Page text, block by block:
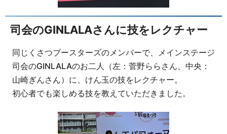
司会のGINLALAさんに技をレクチャー
同じくさつブースターズのメンバーで、メインステージ
司会のGINLALAのお二人（左：菅野ららさん、中央：
山崎ぎんさん）に、けん玉の技をレクチャー。
初心者でも楽しめる技を教えていただきました。